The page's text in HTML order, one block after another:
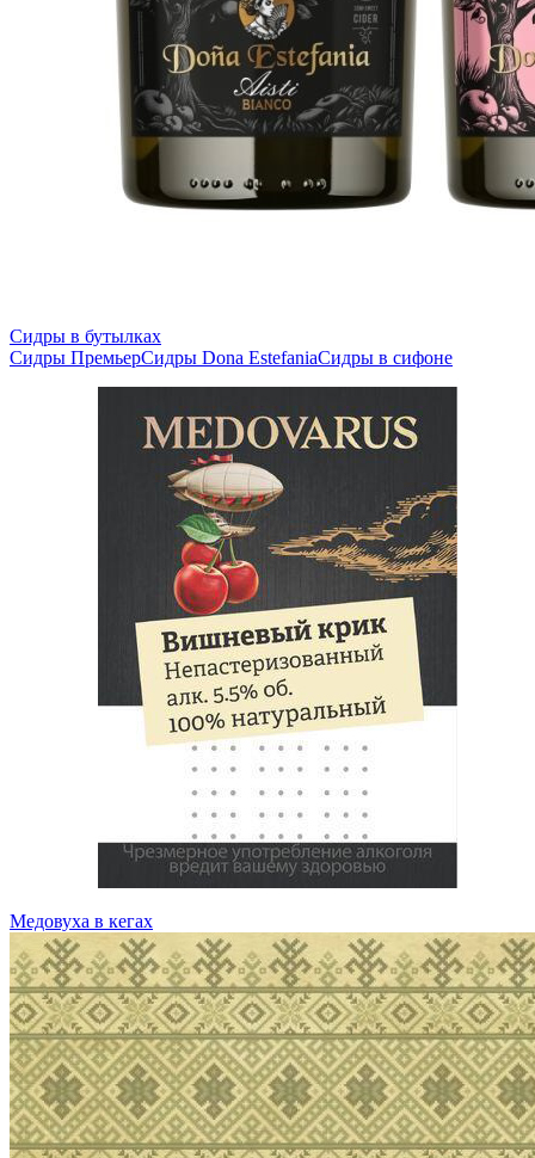
Сидры в бутылках
Сидры ПремьерСидры Dona EstefaniaСидры в сифоне
Медовуха в кегах